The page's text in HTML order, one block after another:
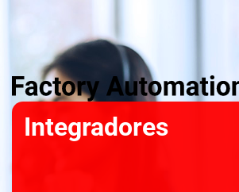
Integradores